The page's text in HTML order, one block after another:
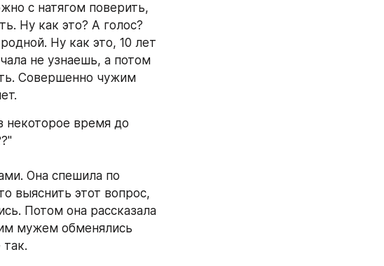
с натягом поверить,
Ну как это? А голос?
Ну как это, 10 лет
не узнаешь, а потом
Совершенно чужим
некоторое время до
Она спешила по
выяснить этот вопрос,
Потом она рассказала
мужем обменялись